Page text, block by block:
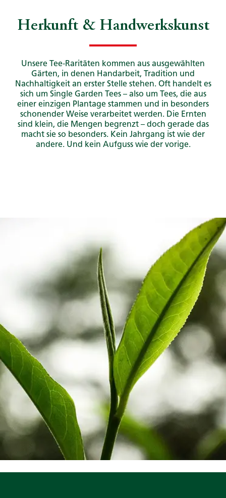
Herkunft & Handwerkskunst
Unsere Tee-Raritäten kommen aus ausgewählten
Gärten, in denen Handarbeit, Tradition und
Nachhaltigkeit an erster Stelle stehen. Oft handelt es
sich um Single Garden Tees – also um Tees, die aus
einer einzigen Plantage stammen und in besonders
schonender Weise verarbeitet werden.​ Die Ernten
sind klein, die Mengen begrenzt – doch gerade das
macht sie so besonders. Kein Jahrgang ist wie der
andere. Und kein Aufguss wie der vorige.